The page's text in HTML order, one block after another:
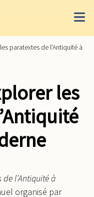
paratextes de l’Antiquité à
les
l’Antiquité à
organisé par